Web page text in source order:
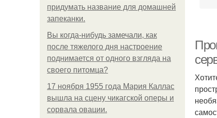
придумать название для домашней
запеканки.
Вы когда-нибудь замечали, как
после тяжелого дня настроение
поднимается от одного взгляда на
своего питомца?
17 ноября 1955 года Мария Каллас
вышла на сцену чикагской оперы и
сорвала овации.